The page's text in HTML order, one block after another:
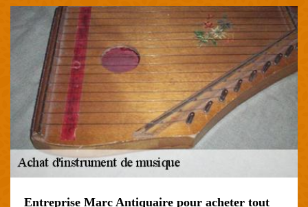
Entreprise Marc Antiquaire pour acheter tout